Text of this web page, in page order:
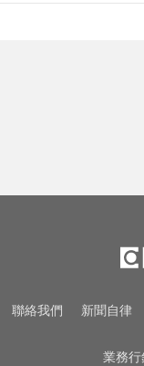
秘生物
醫起看
大研究
颱風假
聯絡我們 新聞自律
業務行